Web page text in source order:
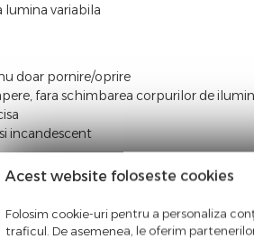
lumina variabila
doar pornire/oprire
fara schimbarea corpurilor de
incandescent
Acest website foloseste cookies
Folosim cookie-uri pentru a personaliza
traficul. De asemenea, le oferim